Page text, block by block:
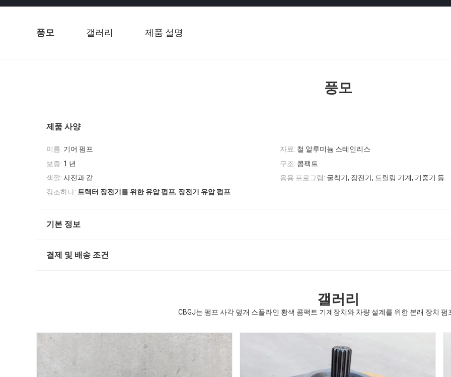
풍모 갤러리 제품 설명
풍모
제품 사양
이름: 기어 펌프 자료: 철 알루미늄 스테인리스
보증: 1 년 구조: 콤팩트
색깔: 사진과 같 응용 프로그램: 굴착기, 장전기, 드릴링 기계, 기중기 등.
강조하다: 트랙터 장전기를 위한 유압 펌프, 장전기 유압 펌프
기본 정보
결제 및 배송 조건
갤러리
CBGJ는 펌프 사각 덮개 스플라인 황색 콤팩트 기계장치와 차량 설계를 위한 본래 장치 펌